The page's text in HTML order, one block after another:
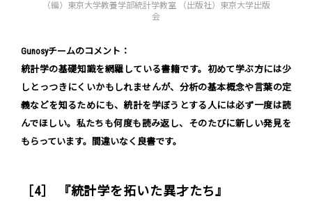
（編）東京大学教養学部統計学教室 （出版社）東京大学出版
会
Gunosyチームのコメント：
統計学の基礎知識を網羅している書籍です。初めて学ぶ方には少
しとっつきにくいかもしれませんが、分析の基本概念や言葉の定
義などを知るためにも、統計を学ぼうとする人には必ず一度は読
んでほしい。私たちも何度も読み返し、そのたびに新しい発見を
もらっています。間違いなく良書です。
［4］ 『統計学を拓いた異才たち』